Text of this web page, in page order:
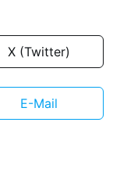
X (Twitter)
E-Mail